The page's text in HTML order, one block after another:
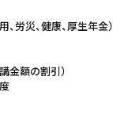
労災、健康、厚生年金）
金額の割引）